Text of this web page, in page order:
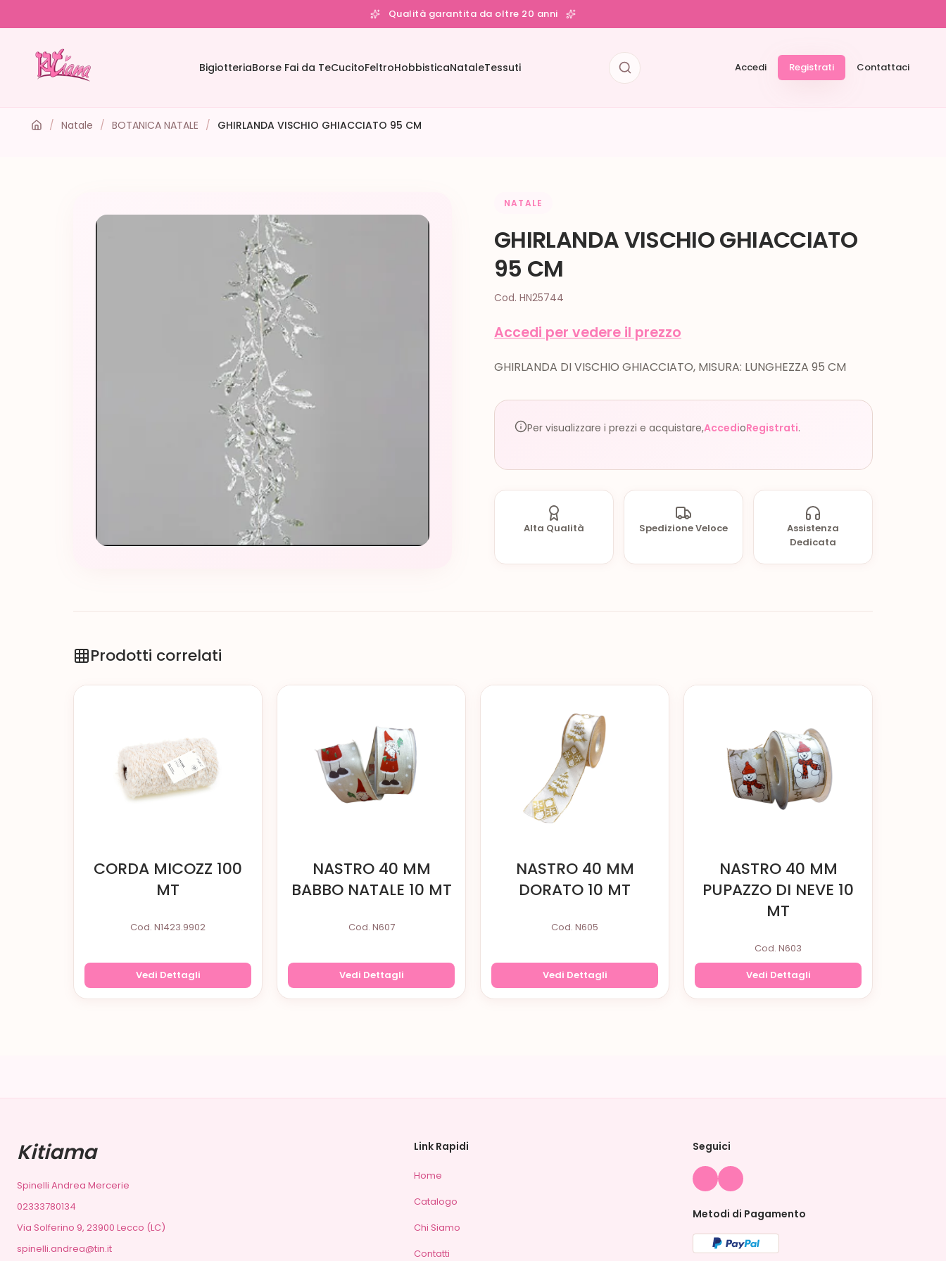
Qualità garantita da oltre 20 anni
BigiotteriaBorse Fai da TeCucitoFeltroHobbisticaNataleTessuti Accedi Registrati Contattaci
/ Natale / BOTANICA NATALE / GHIRLANDA VISCHIO GHIACCIATO 95 CM
NATALE
GHIRLANDA VISCHIO GHIACCIATO
95 CM
Cod. HN25744
Accedi per vedere il prezzo
GHIRLANDA DI VISCHIO GHIACCIATO, MISURA: LUNGHEZZA 95 CM
Per visualizzare i prezzi e acquistare,AccedioRegistrati.
Alta Qualità Spedizione Veloce
Assistenza
Dedicata
Prodotti correlati
CORDA MICOZZ 100
MT
Cod. N1423.9902
Vedi Dettagli
NASTRO 40 MM
BABBO NATALE 10 MT
Cod. N607
Vedi Dettagli
NASTRO 40 MM
DORATO 10 MT
Cod. N605
Vedi Dettagli
NASTRO 40 MM
PUPAZZO DI NEVE 10
MT
Cod. N603
Vedi Dettagli
Kitiama
Spinelli Andrea Mercerie
02333780134
Via Solferino 9, 23900 Lecco (LC)
spinelli.andrea@tin.it
Link Rapidi
Home
Catalogo
Chi Siamo
Contatti
Seguici
Metodi di Pagamento